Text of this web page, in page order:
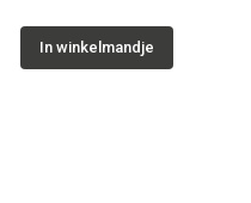
In winkelmandje